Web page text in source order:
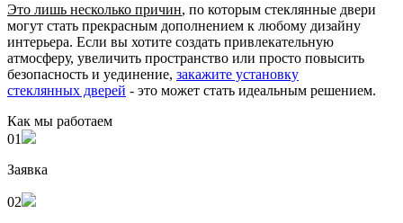
Это лишь несколько причин, по которым стеклянные двери
могут стать прекрасным дополнением к любому дизайну
интерьера. Если вы хотите создать привлекательную
атмосферу, увеличить пространство или просто повысить
безопасность и уединение, закажите установку
стеклянных дверей - это может стать идеальным решением.
Как мы работаем
01
Заявка
02